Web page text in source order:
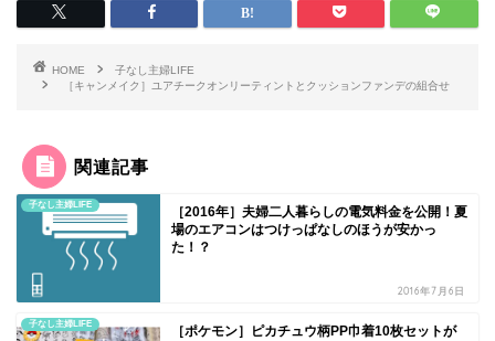
HOME
子なし主婦LIFE
［キャンメイク］ユアチークオンリーティントとクッションファンデの組合せ
関連記事
子なし主婦LIFE
［2016年］夫婦二人暮らしの電気料金を公開！夏
場のエアコンはつけっぱなしのほうが安かっ
た！？
2016年7月6日
子なし主婦LIFE
［ポケモン］ピカチュウ柄PP巾着10枚セットが